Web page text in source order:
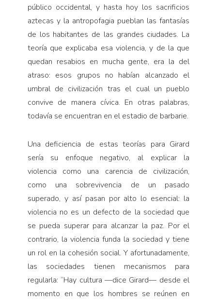
público occidental, y hasta hoy los sacrificios
aztecas y la antropofagia pueblan las fantasías
de los habitantes de las grandes ciudades. La
teoría que explicaba esa violencia, y de la que
quedan resabios en mucha gente, era la del
atraso: esos grupos no habían alcanzado el
umbral de civilización tras el cual un pueblo
convive de manera cívica. En otras palabras,
todavía se encuentran en el estadio de barbarie.
Una deficiencia de estas teorías para Girard
sería su enfoque negativo, al explicar la
violencia como una carencia de civilización,
como una sobrevivencia de un pasado
superado, y así pasan por alto lo esencial: la
violencia no es un defecto de la sociedad que
se pueda superar para alcanzar la paz. Por el
contrario, la violencia funda la sociedad y tiene
un rol en la cohesión social. Y afortunadamente,
las sociedades tienen mecanismos para
regularla: “Hay cultura —dice Girard— desde el
momento en que los hombres se reúnen en